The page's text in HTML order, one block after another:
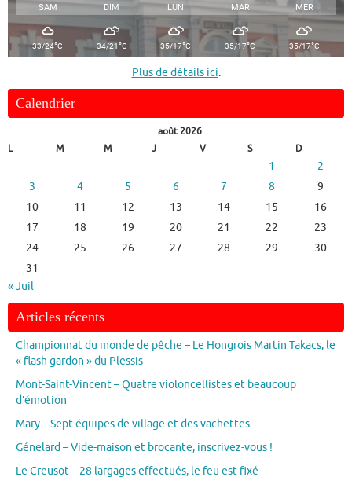
SAM DIM LUN MAR MER
33/24°C 34/21°C 35/17°C 35/17°C 35/17°C
Plus de détails ici.
Calendrier
août 2026
L
M M J V S D
1
2
3
4 5 6 7 8
9
10
11 12 13 14 15
16
17
18 19 20 21 22
23
24
25 26 27 28 29
30
31
« Juil
Articles récents
Championnat du monde de pêche – Le Hongrois Martin Takacs, le
« flash gardon » du Plessis
Mont-Saint-Vincent – Quatre violoncellistes et beaucoup
d’émotion
Mary – Sept équipes de village et des vachettes
Génelard – Vide-maison et brocante, inscrivez-vous !
Le Creusot – 28 largages effectués, le feu est fixé